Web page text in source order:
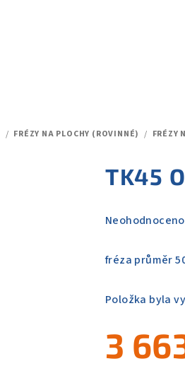
/ FRÉZY NA PLOCHY (ROVINNÉ) / FRÉZY
TK45
Průměrné
produktu
z
hvězdiček.
Neohodnoceno
fréza průměr
Položka byla
3